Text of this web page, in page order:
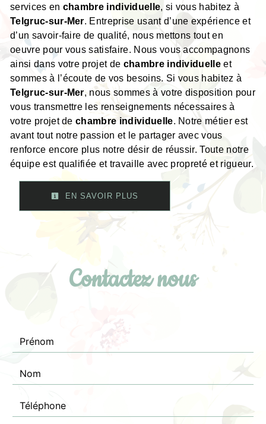
services en chambre individuelle, si vous habitez à
Telgruc-sur-Mer. Entreprise usant d’une expérience et
d’un savoir-faire de qualité, nous mettons tout en
oeuvre pour vous satisfaire. Nous vous accompagnons
ainsi dans votre projet de chambre individuelle et
sommes à l’écoute de vos besoins. Si vous habitez à
Telgruc-sur-Mer, nous sommes à votre disposition pour
vous transmettre les renseignements nécessaires à
votre projet dechambre individuelle. Notre métier est
avant tout notre passion et le partager avec vous
renforce encore plus notre désir de réussir. Toute notre
équipe est qualifiée et travaille avec propreté et rigueur.
EN SAVOIR PLUS
Contactez nous